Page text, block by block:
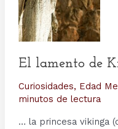
El lamento de
Curiosidades, Edad
minutos de lectura
… la princesa vikinga